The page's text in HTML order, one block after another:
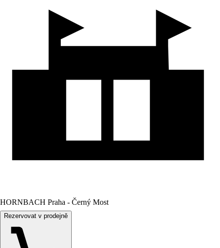
HORNBACH Praha - Černý Most
Rezervovat v prodejně